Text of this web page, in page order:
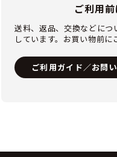
ご利用
送料、返品、交換などにつ
しています。お買い物前に
ご利用ガイド／お問